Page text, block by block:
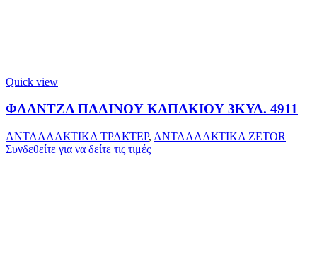
Quick view
ΦΛΑΝΤΖΑ ΠΛΑΙΝΟΥ ΚΑΠΑΚΙΟΥ 3ΚΥΛ. 4911
ΑΝΤΑΛΛΑΚΤΙΚΑ ΤΡΑΚΤΕΡ, ΑΝΤΑΛΛΑΚΤΙΚΑ ZETOR
Συνδεθείτε για να δείτε τις τιμές